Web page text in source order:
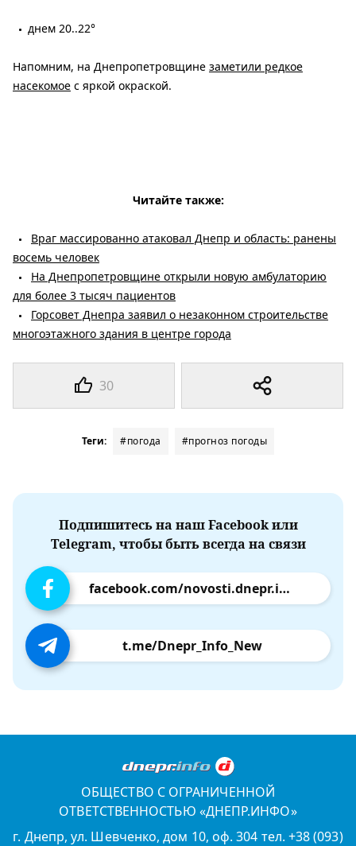
30
днем 20..22°
Напомним, на Днепропетровщине заметили редкое
насекомое с яркой окраской.
Читайте также:
Враг массированно атаковал Днепр и область: ранены
восемь человек
На Днепропетровщине открыли новую амбулаторию
для более 3 тысяч пациентов
Горсовет Днепра заявил о незаконном строительстве
многоэтажного здания в центре города
Теги: #погода #прогноз погоды
Подпишитесь на наш Facebook или
Telegram, чтобы быть всегда на связи
facebook.com/novosti.dnepr.info
t.me/Dnepr_Info_New
ОБЩЕСТВО С ОГРАНИЧЕННОЙ
ОТВЕТСТВЕННОСТЬЮ «ДНЕПР.ИНФО»
г. Днепр, ул. Шевченко, дом 10, оф. 304 тел. +38 (093)